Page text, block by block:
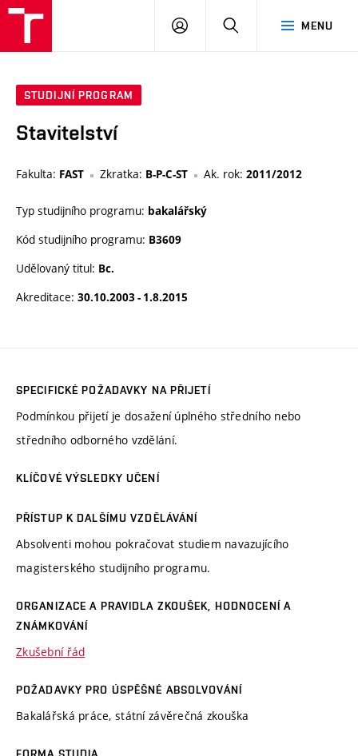
MENU
PŘIHLÁSIT
STUDIJNÍ PROGRAM
Stavitelství
Fakulta: FAST Zkratka: B-P-C-ST Ak. rok: 2011/2012
Typ studijního programu: bakalářský
Kód studijního programu: B3609
Udělovaný titul: Bc.
Akreditace: 30.10.2003 - 1.8.2015
SPECIFICKÉ POŽADAVKY NA PŘIJETÍ
Podmínkou přijetí je dosažení úplného středního nebo
středního odborného vzdělání.
KLÍČOVÉ VÝSLEDKY UČENÍ
PŘÍSTUP K DALŠÍMU VZDĚLÁVÁNÍ
Absolventi mohou pokračovat studiem navazujícího
magisterského studijního programu.
ORGANIZACE A PRAVIDLA ZKOUŠEK, HODNOCENÍ A
ZNÁMKOVÁNÍ
Zkušební řád
POŽADAVKY PRO ÚSPĚŠNÉ ABSOLVOVÁNÍ
Bakalářská práce, státní závěrečná zkouška